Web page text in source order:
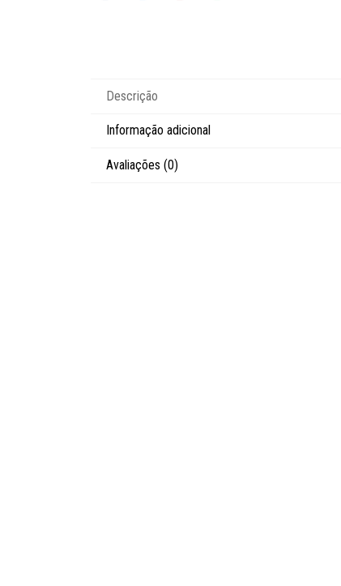
Descrição
Informação adicional
Avaliações (0)